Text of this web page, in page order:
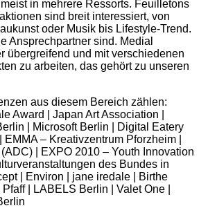
in mehrere Ressorts. Feuilletons
sind breit interessiert, von
oder Musik bis Lifestyle-Trend.
Ansprechpartner sind. Medial
übergreifend und mit verschiedenen
zu arbeiten, das gehört zu unseren
aus diesem Bereich zählen:
Award | Japan Art Association |
| Microsoft Berlin | Digital Eatery
– Kreativzentrum Pforzheim |
| EXPO 2010 – Youth Innovation
des Bundes in
| Environ | jane iredale | Birthe
| LABELS Berlin | Valet One |